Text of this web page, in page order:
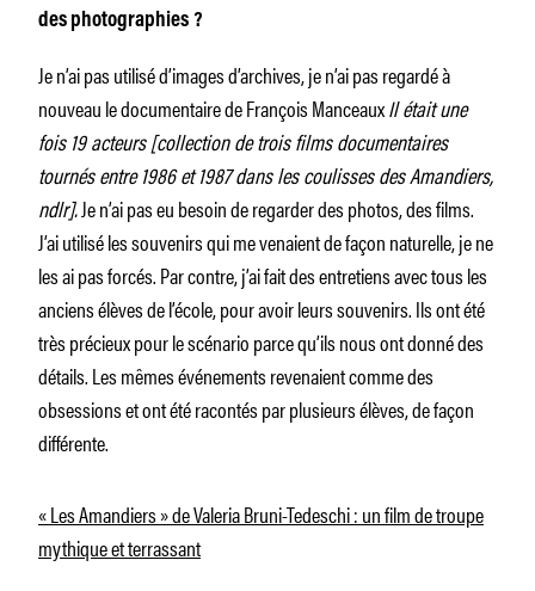
des photo­graphies ?
Je n’ai pas utilisé d’images d’archives, je n’ai pas regardé à
nouveau le documentaire de François ManceauxIl était une
fois 19 acteurs [collection de trois films documentaires
tournés entre 1986 et 1987 dans les coulisses des Amandiers,
ndlr].Je n’ai pas eu besoin de regarder des photos, des films.
J’ai utilisé les souvenirs qui me venaient de façon naturelle, je ne
les ai pas forcés. Par contre, j’ai fait des entretiens avec tous les
anciens élèves de l’école, pour avoir leurs souvenirs. Ils ont été
très précieux pour le scénario parce qu’ils nous ont donné des
détails. Les mêmes événements revenaient comme des
obsessions et ont été racontés par plusieurs élèves, de façon
différente.
« Les Amandiers » de Valeria Bruni-Tedeschi : un film de troupe
mythique et terrassant